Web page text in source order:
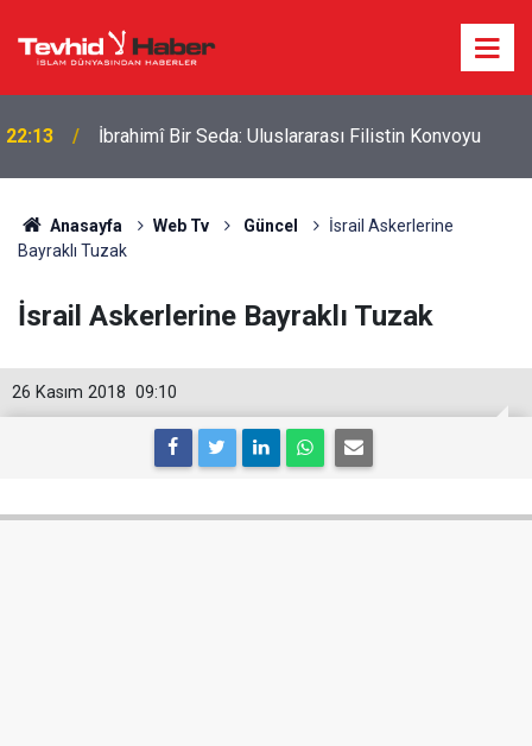
22:13 İbrahimî Bir Seda: Uluslararası Filistin Konvoyu
Anasayfa Web Tv Güncel
İsrail Askerlerine
Bayraklı Tuzak
İsrail Askerlerine Bayraklı Tuzak
09:10
26 Kasım 2018